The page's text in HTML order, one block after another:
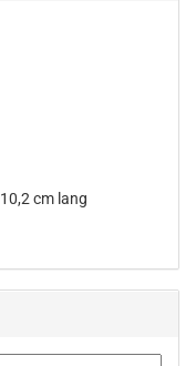
cm lang